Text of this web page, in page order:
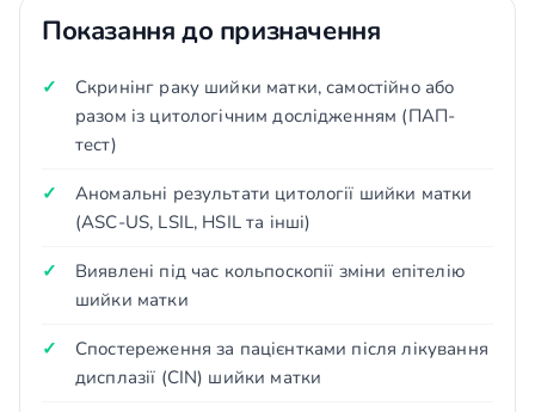
Показання до призначення
Скринінг раку шийки матки, самостійно або
разом із цитологічним дослідженням (ПАП-
тест)
Аномальні результати цитології шийки матки
(ASC-US, LSIL, HSIL та інші)
Виявлені під час кольпоскопії зміни епітелію
шийки матки
Спостереження за пацієнтками після лікування
дисплазії (CIN) шийки матки